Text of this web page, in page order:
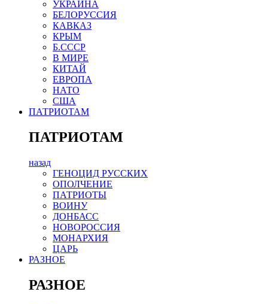
УКРАИНА
БЕЛОРУССИЯ
КАВКАЗ
КРЫМ
Б.СССР
В МИРЕ
КИТАЙ
ЕВРОПА
НАТО
США
ПАТРИОТАМ
ПАТРИОТАМ
назад
ГЕНОЦИД РУССКИХ
ОПОЛЧЕНИЕ
ПАТРИОТЫ
ВОИНУ
ДОНБАСС
НОВОРОССИЯ
МОНАРХИЯ
ЦАРЬ
РАЗНОЕ
РАЗНОЕ